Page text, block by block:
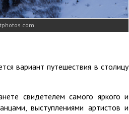
вариант путешествия в столицу
свидетелем самого яркого и
выступлениями артистов и